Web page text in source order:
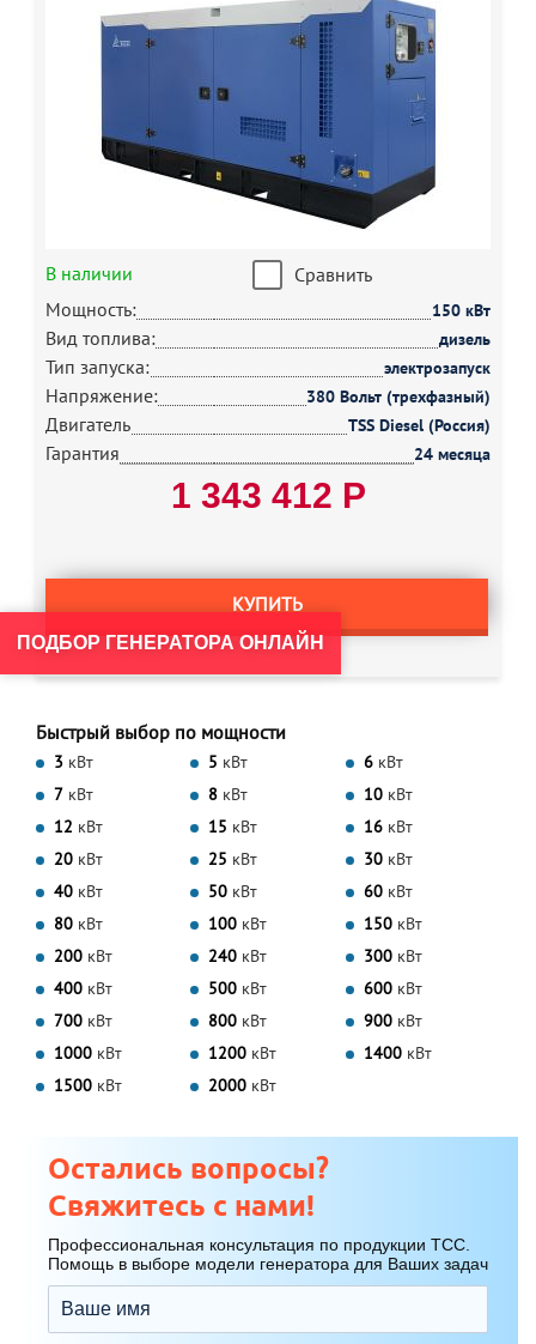
В наличии
Сравнить
Мощность:
150 кВт
Вид топлива: дизель
Тип запуска: электрозапуск
Напряжение: 380 Вольт (трехфазный)
Двигатель TSS Diesel (Россия)
Гарантия 24 месяца
1 343 412 Р
КУПИТЬ
Быстрый выбор по мощности
3 кВт 5 кВт 6 кВт
7 кВт 8 кВт 10 кВт
12 кВт 15 кВт 16 кВт
20 кВт 25 кВт 30 кВт
40 кВт 50 кВт 60 кВт
80 кВт 100 кВт 150 кВт
200 кВт 240 кВт 300 кВт
400 кВт 500 кВт 600 кВт
700 кВт 800 кВт 900 кВт
1000 кВт 1200 кВт 1400 кВт
1500 кВт 2000 кВт
Остались вопросы?
Свяжитесь с нами!
Профессиональная консультация по продукции ТСС.
Помощь в выборе модели генератора для Ваших задач
ПОДБОР ГЕНЕРАТОРА ОНЛАЙН